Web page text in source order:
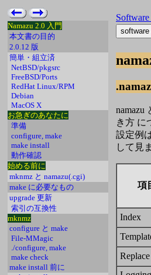
Namazu 2.0 入門
本文書の目的
2.0.12 版
簡単・組立済
NetBSD/pkgsrc
FreeBSD/Ports
RedHat Linux/RPM
Debian
MacOS X
お急ぎのあなたに
準備
configure, make
make install
動作確認
始める前に
mknmz と namazu(.cgi)
make に必要なもの
upgrade 更新
索引の互換性
mknmz
configure と make
File-MMagic
./configure, make
make check
make install 前に
namazu
き方 に
設定例
して見
項
Index
Replace